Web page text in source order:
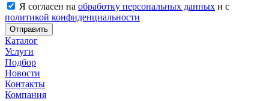
Я согласен на обработку персональных данных и с
политикой конфиденциальности
Отправить
Каталог
Услуги
Подбор
Новости
Контакты
Компания